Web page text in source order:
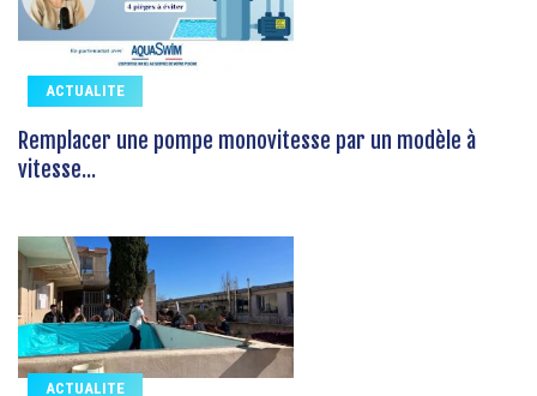
ACTUALITE
Remplacer une pompe monovitesse par un modèle à
vitesse...
ACTUALITE